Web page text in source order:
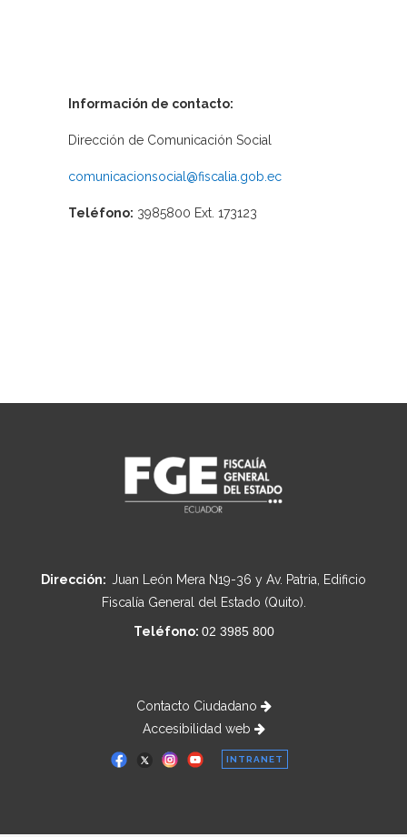
Información de contacto:
Dirección de Comunicación Social
comunicacionsocial@fiscalia.gob.ec
Teléfono: 3985800 Ext. 173123
Dirección: Juan León Mera N19-36 y Av. Patria, Edificio
Fiscalía General del Estado (Quito).
Teléfono: 02 3985 800
Contacto Ciudadano
Accesibilidad web
INTRANET